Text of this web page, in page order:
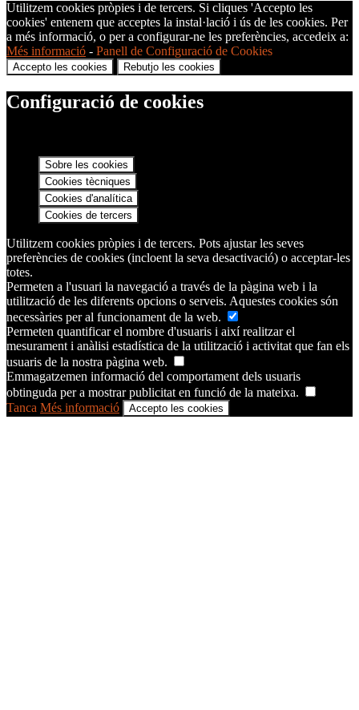
Utilitzem cookies pròpies i de tercers. Si cliques 'Accepto les
cookies' entenem que acceptes la instal·lació i ús de les cookies. Per
a més informació, o per a configurar-ne les preferències, accedeix a:
Més informació - Panell de Configuració de Cookies
Accepto les cookies Rebutjo les cookies
Configuració de cookies
Sobre les cookies
Cookies tècniques
Cookies d'analítica
Cookies de tercers
Utilitzem cookies pròpies i de tercers. Pots ajustar les seves
preferències de cookies (incloent la seva desactivació) o acceptar-les
totes.
Permeten a l'usuari la navegació a través de la pàgina web i la
utilització de les diferents opcions o serveis. Aquestes cookies són
necessàries per al funcionament de la web.
Permeten quantificar el nombre d'usuaris i així realitzar el
mesurament i anàlisi estadística de la utilització i activitat que fan els
usuaris de la nostra pàgina web.
Emmagatzemen informació del comportament dels usuaris
obtinguda per a mostrar publicitat en funció de la mateixa.
Tanca Més informació Accepto les cookies